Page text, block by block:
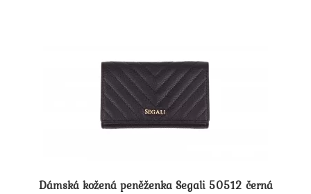
Dámská kožená peněženka Segali 50512 černá